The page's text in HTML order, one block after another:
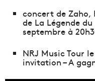
concert de Zaho,
de La Légende
septembre à
NRJ Music Tour
invitation – A